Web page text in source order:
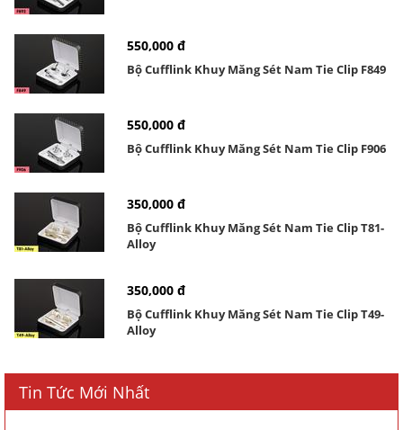
550,000 đ
Bộ Cufflink Khuy Măng Sét Nam Tie Clip F849
550,000 đ
Bộ Cufflink Khuy Măng Sét Nam Tie Clip F906
350,000 đ
Bộ Cufflink Khuy Măng Sét Nam Tie Clip T81-
Alloy
350,000 đ
Bộ Cufflink Khuy Măng Sét Nam Tie Clip T49-
Alloy
Tin Tức Mới Nhất